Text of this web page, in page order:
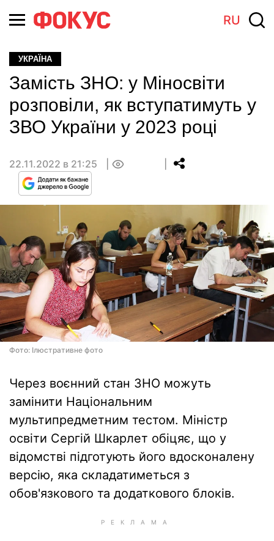
RU
УКРАЇНА
Замість ЗНО: у Міносвіти
розповіли, як вступатимуть у
ЗВО України у 2023 році
22.11.2022 в 21:25
Фото: Ілюстративне фото
Через воєнний стан ЗНО можуть
замінити Національним
мультипредметним тестом. Міністр
освіти Сергій Шкарлет обіцяє, що у
відомстві підготують його вдосконалену
версію, яка складатиметься з
обов'язкового та додаткового блоків.